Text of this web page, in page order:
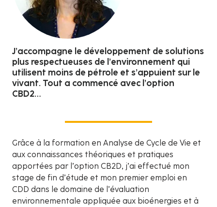
J’accompagne le développement de solutions
plus respectueuses de l’environnement qui
utilisent moins de pétrole et s’appuient sur le
vivant. Tout a commencé avec l’option
CBD2…
Grâce à la formation en Analyse de Cycle de Vie et
aux connaissances théoriques et pratiques
apportées par l’option CB2D, j’ai effectué mon
stage de fin d’étude et mon premier emploi en
CDD dans le domaine de l’évaluation
environnementale appliquée aux bioénergies et à